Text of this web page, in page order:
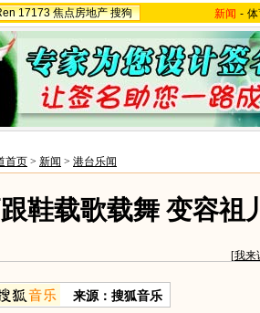
17173 焦点房地产 搜狗 新闻 -
首页 > 新闻 > 港台乐闻
鞋载歌载舞 变容祖
[我来
来源： 搜狐音乐